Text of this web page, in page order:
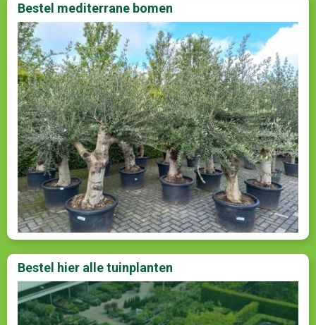
Bestel mediterrane bomen
Bestel hier alle tuinplanten